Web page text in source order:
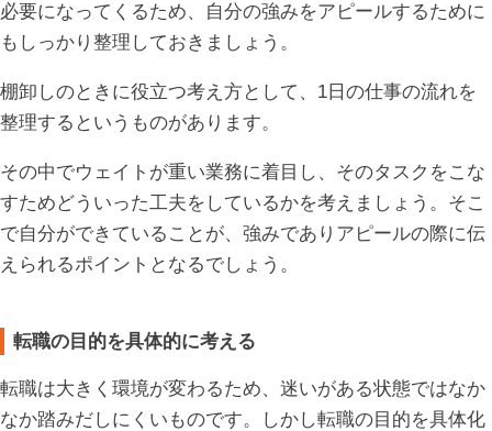
必要になってくるため、自分の強みをアピールするために
もしっかり整理しておきましょう。
棚卸しのときに役立つ考え方として、1日の仕事の流れを
整理するというものがあります。
その中でウェイトが重い業務に着目し、そのタスクをこな
すためどういった工夫をしているかを考えましょう。そこ
で自分ができていることが、強みでありアピールの際に伝
えられるポイントとなるでしょう。
転職の目的を具体的に考える
転職は大きく環境が変わるため、迷いがある状態ではなか
なか踏みだしにくいものです。しかし転職の目的を具体化